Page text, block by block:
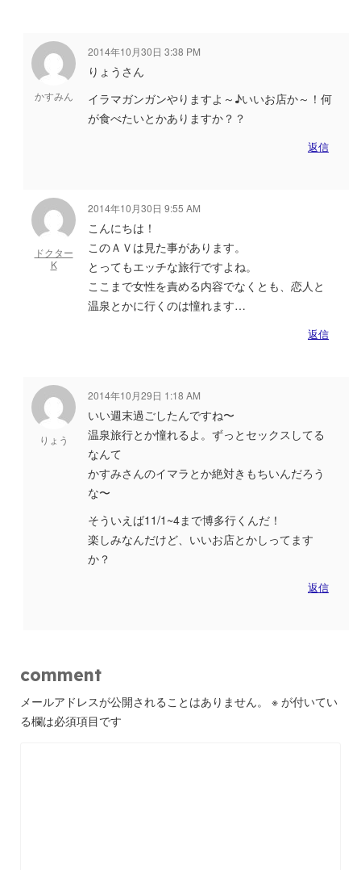
かすみん
2014年10月30日 3:38 PM
りょうさん
イラマガンガンやりますよ～♪いいお店か～！何
が食べたいとかありますか？？
返信
ドクター
K
2014年10月30日 9:55 AM
こんにちは！
このＡＶは見た事があります。
とってもエッチな旅行ですよね。
ここまで女性を責める内容でなくとも、恋人と
温泉とかに行くのは憧れます…
返信
りょう
2014年10月29日 1:18 AM
いい週末過ごしたんですね〜
温泉旅行とか憧れるよ。ずっとセックスしてる
なんて
かすみさんのイマラとか絶対きもちいんだろう
な〜
そういえば11/1~4まで博多行くんだ！
楽しみなんだけど、いいお店とかしってます
か？
返信
comment
メールアドレスが公開されることはありません。 ※ が付いてい
る欄は必須項目です